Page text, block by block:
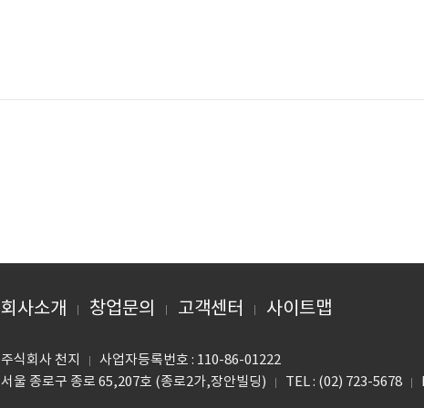
회사소개 창업문의 고객센터 사이트맵
주식회사 천지
사업자등록번호 : 110-86-01222
서울 종로구 종로 65,207호 (종로2가,장안빌딩)
TEL : (02) 723-5678